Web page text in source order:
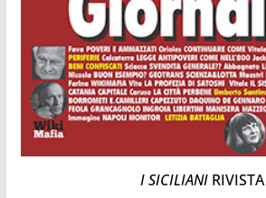
I SICILIANI RIVISTA